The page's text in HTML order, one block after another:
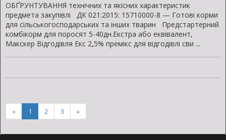
ОБҐРУНТУВАННЯ технічних та якісних характеристик
предмета закупівлі ДК 021:2015: 15710000-8 — Готові корми
для сільськогосподарських та інших тварин Предстартерний
комбікорм для поросят 5-40дн.Екстра або еквівалент,
Макскер Відгодівля Екс 2,5% премікс для відгодівлі сви ...
« 1 2 3 »